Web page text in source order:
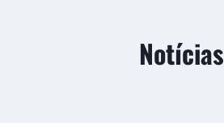
Notícias